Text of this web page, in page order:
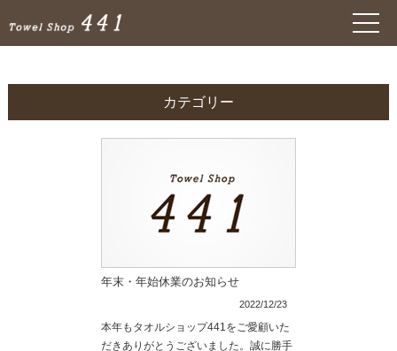
カテゴリー
年末・年始休業のお知らせ
2022/12/23
本年もタオルショップ441をご愛顧いた
だきありがとうございました。誠に勝手